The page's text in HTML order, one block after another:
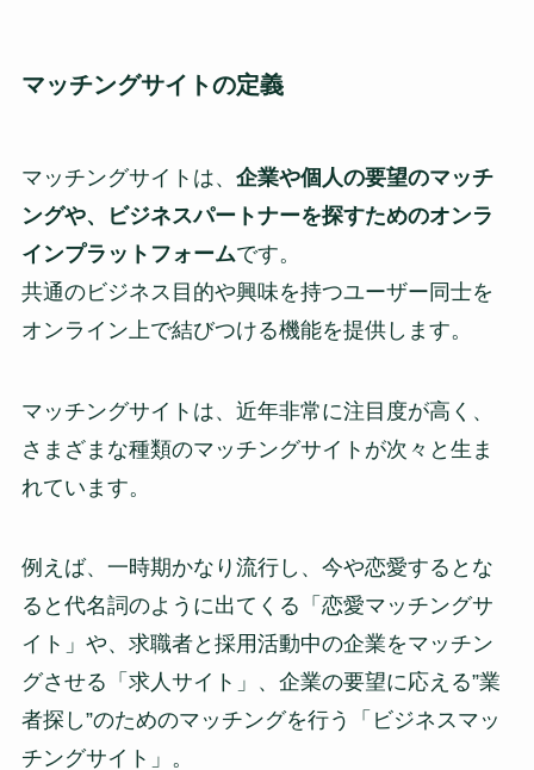
マッチングサイトの定義
マッチングサイトは、 企業や個人の要望のマッチ
ングや、ビジネスパートナーを探すためのオンラ
インプラットフォームです。
共通のビジネス目的や興味を持つユーザー同士を
オンライン上で結びつける機能を提供します。
マッチングサイトは、近年非常に注目度が高く、
さまざまな種類のマッチングサイトが次々と生ま
れています。
例えば、一時期かなり流行し、今や恋愛するとな
ると代名詞のように出てくる「恋愛マッチングサ
イト」や、求職者と採用活動中の企業をマッチン
グさせる「求人サイト」、企業の要望に応える”業
者探し”のためのマッチングを行う「ビジネスマッ
チングサイト」。